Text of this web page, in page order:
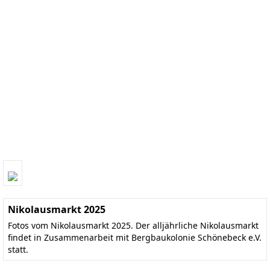
Nikolausmarkt 2025
Fotos vom Nikolausmarkt 2025. Der alljährliche Nikolausmarkt
findet in Zusammenarbeit mit Bergbaukolonie Schönebeck e.V.
statt.